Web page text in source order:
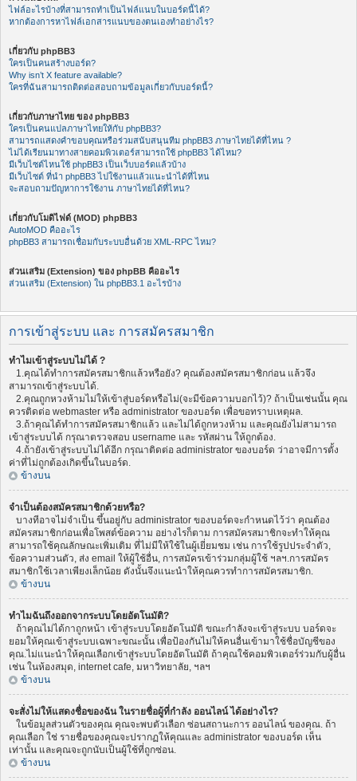
ไฟล์อะไรบ้างที่สามารถทำเป็นไฟล์แนบในบอร์ดนี้ได้?
หากต้องการหาไฟล์เอกสารแนบของตนเองทำอย่างไร?
เกี่ยวกับ phpBB3
ใครเป็นคนสร้างบอร์ด?
Why isn’t X feature available?
ใครที่ฉันสามารถติดต่อสอบถามข้อมูลเกี่ยวกับบอร์ดนี้?
เกี่ยวกับภาษาไทย ของ phpBB3
ใครเป็นคนแปลภาษาไทยให้กับ phpBB3?
สามารถแสดงคำขอบคุณหรือร่วมสนับสนุนทีม phpBB3 ภาษาไทยได้ที่ไหน ?
ไม่ได้เรียนมาทางสายคอมพิวเตอร์สามารถใช้ phpBB3 ได้ไหม?
มีเว็บไซต์ไหนใช้ phpBB3 เป็นเว็บบอร์ดแล้วบ้าง
มีเว็บไซต์ ที่นำ phpBB3 ไปใช้งานแล้วแนะนำได้ที่ไหน
จะสอบถามปัญหาการใช้งาน ภาษาไทยได้ที่ไหน?
เกี่ยวกับโมดิไฟด์ (MOD) phpBB3
AutoMOD คืออะไร
phpBB3 สามารถเชื่อมกับระบบอื่นด้วย XML-RPC ไหม?
ส่วนเสริม (Extension) ของ phpBB คืออะไร
ส่วนเสริม (Extension) ใน phpBB3.1 อะไรบ้าง
การเข้าสู่ระบบ และ การสมัครสมาชิก
ทำไมเข้าสู่ระบบไม่ได้ ?
1.คุณได้ทำการสมัครสมาชิกแล้วหรือยัง? คุณต้องสมัครสมาชิกก่อน แล้วจึง
สามารถเข้าสู่ระบบได้.
2.คุณถูกหวงห้ามไม่ให้เข้าสู่บอร์ดหรือไม่(จะมีข้อความบอกไว้)? ถ้าเป็นเช่นนั้น คุณ
ควรติดต่อ webmaster หรือ administrator ของบอร์ด เพื่อขอทราบเหตุผล.
3.ถ้าคุณได้ทำการสมัครสมาชิกแล้ว และไม่ได้ถูกหวงห้าม และคุณยังไม่สามารถ
เข้าสู่ระบบได้ กรุณาตรวจสอบ username และ รหัสผ่าน ให้ถูกต้อง.
4.ถ้ายังเข้าสู่ระบบไม่ได้อีก กรุณาติดต่อ administrator ของบอร์ด ว่าอาจมีการตั้ง
ค่าที่ไม่ถูกต้องเกิดขึ้นในบอร์ด.
ข้างบน
จำเป็นต้องสมัครสมาชิกด้วยหรือ?
บางทีอาจไม่จำเป็น ขึ้นอยู่กับ administrator ของบอร์ดจะกำหนดไว้ว่า คุณต้อง
สมัครสมาชิกก่อนเพื่อโพสต์ข้อความ อย่างไรก็ตาม การสมัครสมาชิกจะทำให้คุณ
สามารถใช้คุณลักษณะเพิ่มเติม ที่ไม่มีให้ใช้ในผู้เยี่ยมชม เช่น การใช้รูปประจำตัว,
ข้อความส่วนตัว, ส่ง email ให้ผู้ใช้อื่น, การสมัครเข้าร่วมกลุ่มผู้ใช้ ฯลฯ.การสมัคร
สมาชิกใช้เวลาเพียงเล็กน้อย ดังนั้นจึงแนะนำให้คุณควรทำการสมัครสมาชิก.
ข้างบน
ทำไมฉันถึงออกจากระบบโดยอัตโนมัติ?
ถ้าคุณไม่ได้กาถูกหน้า เข้าสู่ระบบโดยอัตโนมัติ ขณะกำลังจะเข้าสู่ระบบ บอร์ดจะ
ยอมให้คุณเข้าสู่ระบบเฉพาะขณะนั้น เพื่อป้องกันไม่ให้คนอื่นเข้ามาใช้ชื่อบัญชีของ
คุณ.ไม่แนะนำให้คุณเลือกเข้าสู่ระบบโดยอัตโนมัติ ถ้าคุณใช้คอมพิวเตอร์ร่วมกับผู้อื่น
เช่น ในห้องสมุด, internet cafe, มหาวิทยาลัย, ฯลฯ
ข้างบน
จะสั่งไม่ให้แสดงชื่อของฉัน ในรายชื่อผู้ที่กำลัง ออนไลน์ ได้อย่างไร?
ในข้อมูลส่วนตัวของคุณ คุณจะพบตัวเลือก ซ่อนสถานะการ ออนไลน์ ของคุณ. ถ้า
คุณเลือก ใช่ รายชื่อของคุณจะปรากฏให้คุณและ administrator ของบอร์ด เห็น
เท่านั้น และคุณจะถูกนับเป็นผู้ใช้ที่ถูกซ่อน.
ข้างบน